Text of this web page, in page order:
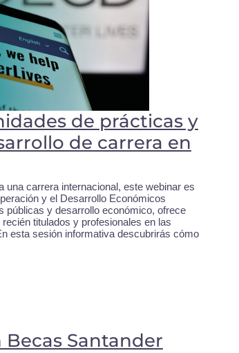
de prácticas y
de carrera en
una carrera internacional, este webinar es
y el Desarrollo Económicos
públicas y desarrollo económico, ofrece
titulados y profesionales en las
esta sesión informativa descubrirás cómo
Santander